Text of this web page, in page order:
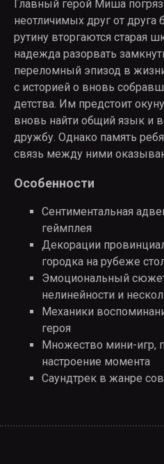
Главный герой Миша
неотличимых друг от
рутину вторгаются старая
надежда разорвать
переломный эпизод в
с историей о вновь
детства. Им предстоит
вновь найти общий язык и
дружбу. Однако память
связь между ними
Особенности
Сентиментальная
геймплея
Декорации
городка на рубеже
Эмоциональный
нелинейности и
Механики
героя
Множество мини-игр,
настроение момента
Саундтрек в жанре